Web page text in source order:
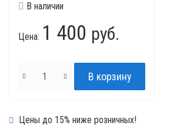
В наличии
Цена: 1 400 руб.
Цены до 15% ниже розничных!